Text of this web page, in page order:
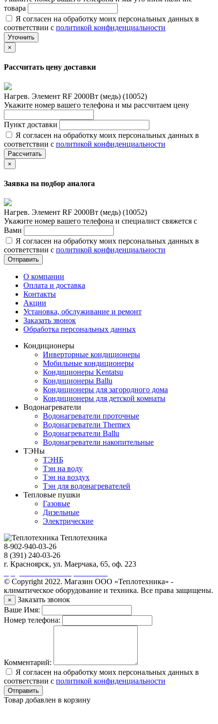
товара
Я согласен на обработку моих персональных данных в
соответствии с политикой конфиденциальности
Уточнить
×
Рассчитать цену доставки
Нагрев. Элемент RF 2000Вт (медь) (10052)
Укажите номер вашего телефона и мы рассчитаем цену
Пункт доставки
Я согласен на обработку моих персональных данных в
соответствии с политикой конфиденциальности
Рассчитать
×
Заявка на подбор аналога
Нагрев. Элемент RF 2000Вт (медь) (10052)
Укажите номер вашего телефона и специалист свяжется с
Вами
Я согласен на обработку моих персональных данных в
соответствии с политикой конфиденциальности
Отправить
О компании
Оплата и доставка
Контакты
Акции
Установка, обслуживание и ремонт
Заказать звонок
Обработка персональных данных
Кондиционеры
Инверторные кондиционеры
Мобильные кондиционеры
Кондиционеры Kentatsu
Кондиционеры Ballu
Кондиционеры для загородного дома
Кондиционеры для детской комнаты
Водонагреватели
Водонагреватели проточные
Водонагреватели Thermex
Водонагреватели Ballu
Водонагреватели накопительные
ТЭНы
ТЭНБ
Тэн на воду
Тэн на воздух
Тэн для водонагревателей
Тепловые пушки
Газовые
Дизельные
Электрические
Теплотехника
8-902-940-03-26
8 (391) 240-03-26
г. Красноярск, ул. Маерчака, 65, оф. 223
© Copyright 2022. Магазин ООО «Теплотехника» -
климатическое оборудование и техника. Все права защищены.
×
Заказать звонок
Ваше Имя:
Номер телефона:
Комментарий:
Я согласен на обработку моих персональных данных в
соответствии с политикой конфиденциальности
Отправить
Товар добавлен в корзину